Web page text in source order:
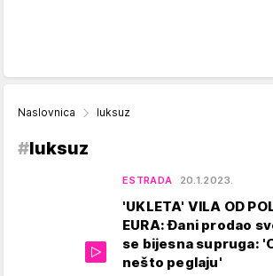
Naslovnica luksuz
#luksuz
ESTRADA 20.1.2023.
'UKLETA' VILA OD
EURA: Đani prodao
se bijesna supruga:
nešto peglaju'